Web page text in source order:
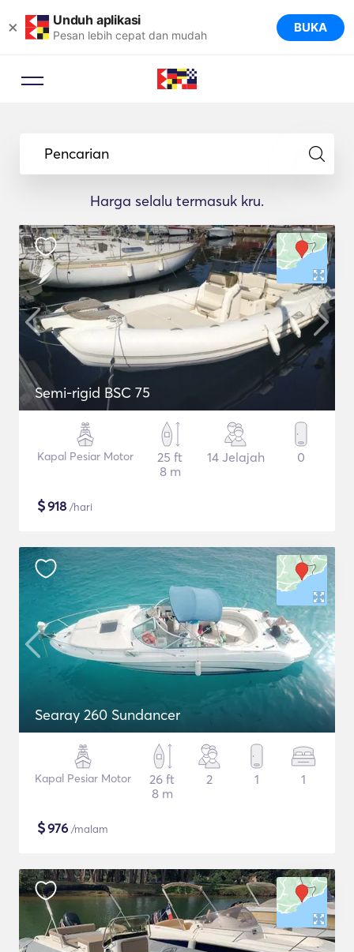
× Unduh aplikasi
Pesan lebih cepat dan mudah BUKA
Pencarian
Harga selalu termasuk kru.
Semi-rigid BSC 75
Kapal Pesiar Motor
25 ft
8 m
14 Jelajah 0
$918 /hari
Searay 260 Sundancer
Kapal Pesiar Motor
26 ft
8 m
2 1 1
$976 /malam